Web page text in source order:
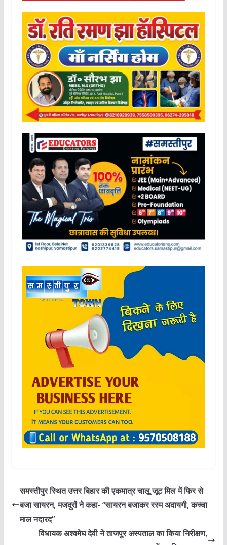
समस्तीपुर स्थित उत्तर बिहार की एकमात्र चालू जूट मिल में फिर से
बजा सायरन, मजदूरों ने कहा- “सायरन बजाकर रस्म अदायगी, कच्चा
माल नदारद”
विधायक अश्वमेघ देवी ने ताजपुर अस्पताल का किया निरीक्षण,